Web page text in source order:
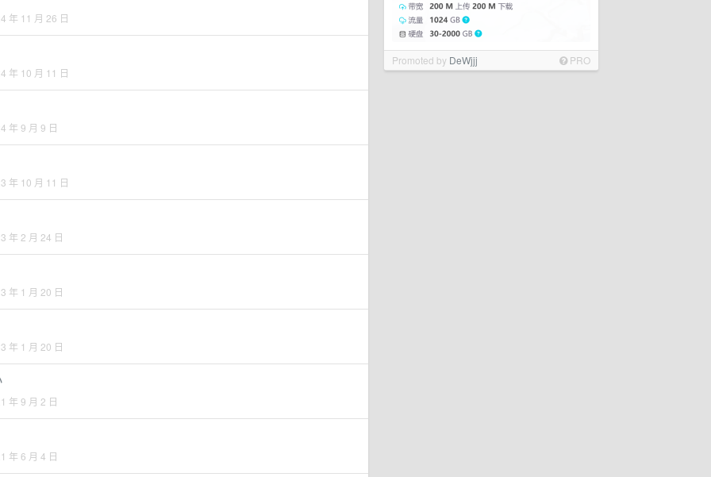
Promoted by DeWjjj PRO
年 11 月 26 日
年 10 月 11 日
年 9 月 9 日
年 10 月 11 日
年 2 月 24 日
年 1 月 20 日
年 1 月 20 日
年 9 月 2 日
年 6 月 4 日